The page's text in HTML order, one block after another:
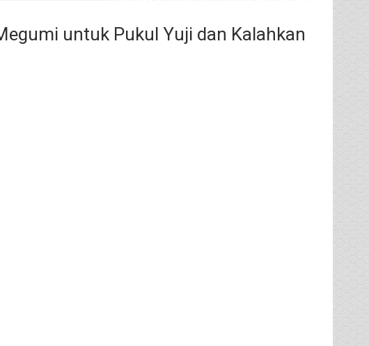
untuk Pukul Yuji dan Kalahkan